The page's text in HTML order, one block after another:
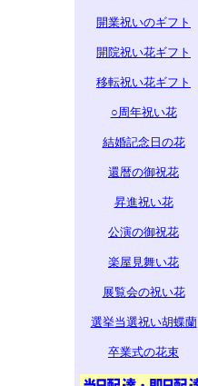
開業祝いのギフト
開院祝い花ギフト
移転祝い花ギフト
○周年祝い花
結婚記念日の花
還暦の御祝花
昇進祝い花
公演の御祝花
楽屋見舞い花
展覧会の祝い花
選挙当選祝い胡蝶蘭
卒業式の花束